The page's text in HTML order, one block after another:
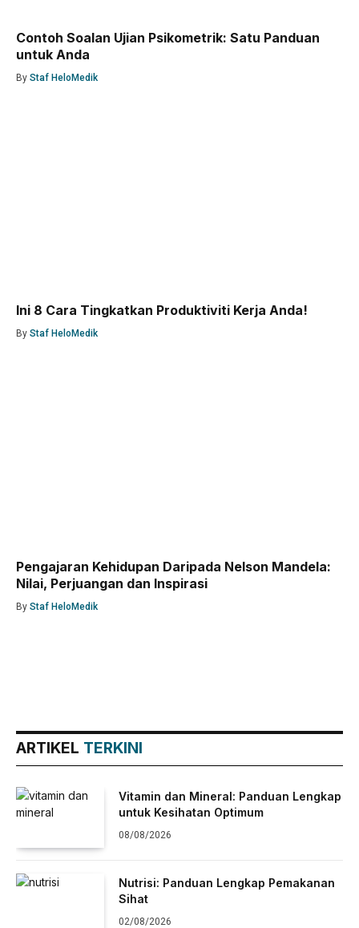
Contoh Soalan Ujian Psikometrik: Satu Panduan
untuk Anda
By Staf HeloMedik
Ini 8 Cara Tingkatkan Produktiviti Kerja Anda!
By Staf HeloMedik
Pengajaran Kehidupan Daripada Nelson Mandela:
Nilai, Perjuangan dan Inspirasi
By Staf HeloMedik
ARTIKEL TERKINI
Vitamin dan Mineral: Panduan Lengkap
untuk Kesihatan Optimum
08/08/2026
Nutrisi: Panduan Lengkap Pemakanan
Sihat
02/08/2026